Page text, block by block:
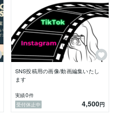
SNS投稿用の画像/動画編集いたし
ます
実績0件
受付休止中
4,500円